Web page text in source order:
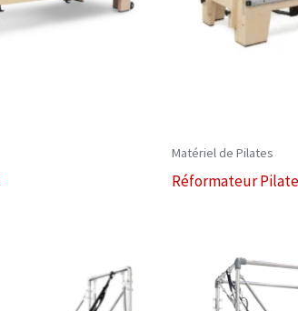
Matériel de Pilates
Réformateur